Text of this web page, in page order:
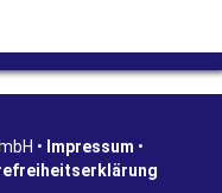
• Impressum •